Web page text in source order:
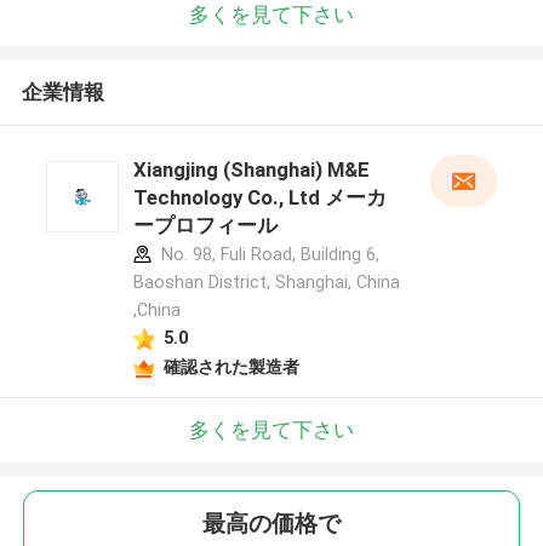
多くを見て下さい
企業情報
Xiangjing (Shanghai) M&E
Technology Co., Ltd メーカ
ープロフィール
No. 98, Fuli Road, Building 6,
Baoshan District, Shanghai, China
,China
5.0
確認された製造者
多くを見て下さい
最高の価格で